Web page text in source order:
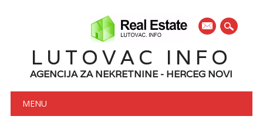
mail
LUTOVAC INFO
AGENCIJA ZA NEKRETNINE - HERCEG NOVI
Main menu
MENU